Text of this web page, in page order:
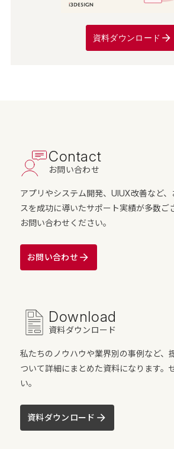
資料ダウンロード
Contact
お問い合わせ
アプリやシステム開発、UIUX改善など
スを成功に導いたサポート実績が多数ご
お問い合わせください。
お問い合わせ
Download
資料ダウンロード
私たちのノウハウや業界別の事例など、
ついて詳細にまとめた資料になります。
い。
資料ダウンロード